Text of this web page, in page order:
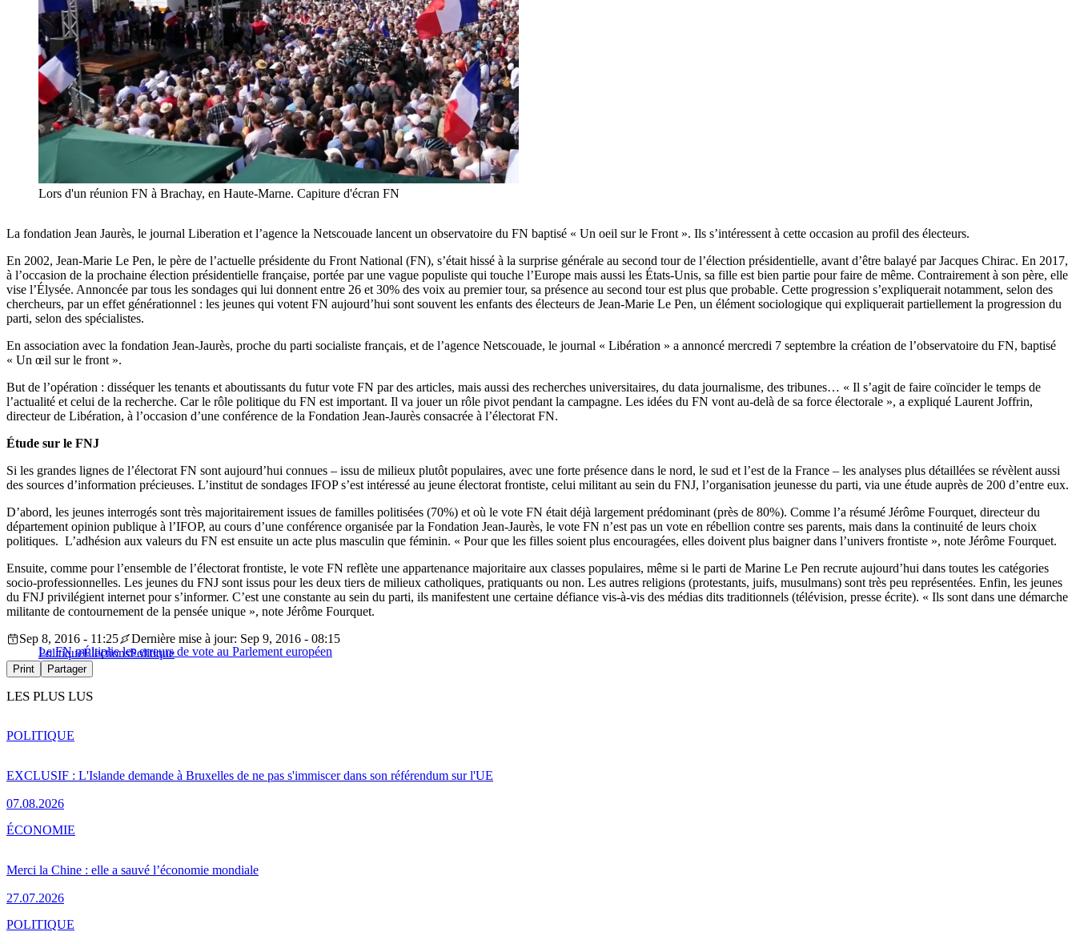
Lors d'un réunion FN à Brachay, en Haute-Marne. Capiture d'écran FN
La fondation Jean Jaurès, le journal Liberation et l’agence la Netscouade lancent un observatoire du FN baptisé « Un oeil sur le Front ». Ils s’intéressent à cette occasion au profil des électeurs.
En 2002, Jean-Marie Le Pen, le père de l’actuelle présidente du Front National (FN), s’était hissé à la surprise générale au second tour de l’élection présidentielle, avant d’être balayé par Jacques Chirac. En 2017,
à l’occasion de la prochaine élection présidentielle française, portée par une vague populiste qui touche l’Europe mais aussi les États-Unis, sa fille est bien partie pour faire de même. Contrairement à son père, elle
vise l’Élysée. Annoncée par tous les sondages qui lui donnent entre 26 et 30% des voix au premier tour, sa présence au second tour est plus que probable. Cette progression s’expliquerait notamment, selon des
chercheurs, par un effet générationnel : les jeunes qui votent FN aujourd’hui sont souvent les enfants des électeurs de Jean-Marie Le Pen, un élément sociologique qui expliquerait partiellement la progression du
parti, selon des spécialistes.
En association avec la fondation Jean-Jaurès, proche du parti socialiste français, et de l’agence Netscouade, le journal « Libération » a annoncé mercredi 7 septembre la création de l’observatoire du FN, baptisé
« Un œil sur le front ».
But de l’opération : disséquer les tenants et aboutissants du futur vote FN par des articles, mais aussi des recherches universitaires, du data journalisme, des tribunes… « Il s’agit de faire coïncider le temps de
l’actualité et celui de la recherche. Car le rôle politique du FN est important. Il va jouer un rôle pivot pendant la campagne. Les idées du FN vont au-delà de sa force électorale », a expliqué Laurent Joffrin,
directeur de Libération, à l’occasion d’une conférence de la Fondation Jean-Jaurès consacrée à l’électorat FN.
Étude sur le FNJ
Si les grandes lignes de l’électorat FN sont aujourd’hui connues – issu de milieux plutôt populaires, avec une forte présence dans le nord, le sud et l’est de la France – les analyses plus détaillées se révèlent aussi
des sources d’information précieuses. L’institut de sondages IFOP s’est intéressé au jeune électorat frontiste, celui militant au sein du FNJ, l’organisation jeunesse du parti, via une étude auprès de 200 d’entre eux.
D’abord, les jeunes interrogés sont très majoritairement issues de familles politisées (70%) et où le vote FN était déjà largement prédominant (près de 80%). Comme l’a résumé Jérôme Fourquet, directeur du
département opinion publique à l’IFOP, au cours d’une conférence organisée par la Fondation Jean-Jaurès, le vote FN n’est pas un vote en rébellion contre ses parents, mais dans la continuité de leurs choix
politiques. L’adhésion aux valeurs du FN est ensuite un acte plus masculin que féminin. « Pour que les filles soient plus encouragées, elles doivent plus baigner dans l’univers frontiste », note Jérôme Fourquet.
Ensuite, comme pour l’ensemble de l’électorat frontiste, le vote FN reflète une appartenance majoritaire aux classes populaires, même si le parti de Marine Le Pen recrute aujourd’hui dans toutes les catégories
socio-professionnelles. Les jeunes du FNJ sont issus pour les deux tiers de milieux catholiques, pratiquants ou non. Les autres religions (protestants, juifs, musulmans) sont très peu représentées. Enfin, les jeunes
du FNJ privilégient internet pour s’informer. C’est une constante au sein du parti, ils manifestent une certaine défiance vis-à-vis des médias dits traditionnels (télévision, presse écrite). « Ils sont dans une démarche
militante de contournement de la pensée unique », note Jérôme Fourquet.
Le FN multiplie les erreurs de vote au Parlement européen
Sep 8, 2016 - 11:25
Dernière mise à jour: Sep 9, 2016 - 08:15
PolitiqueÉlectionsPolitique
Print Partager
LES PLUS LUS
EXCLUSIF : L'Islande demande à Bruxelles de ne pas s'immiscer dans son référendum sur l'UE
07.08.2026
POLITIQUE
Merci la Chine : elle a sauvé l’économie mondiale
27.07.2026
ÉCONOMIE
POLITIQUE